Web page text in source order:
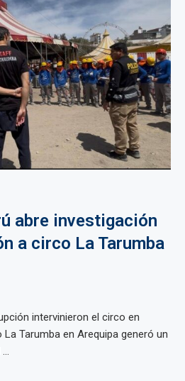
abre investigación
a circo La Tarumba
intervinieron el circo en
Tarumba en Arequipa generó un